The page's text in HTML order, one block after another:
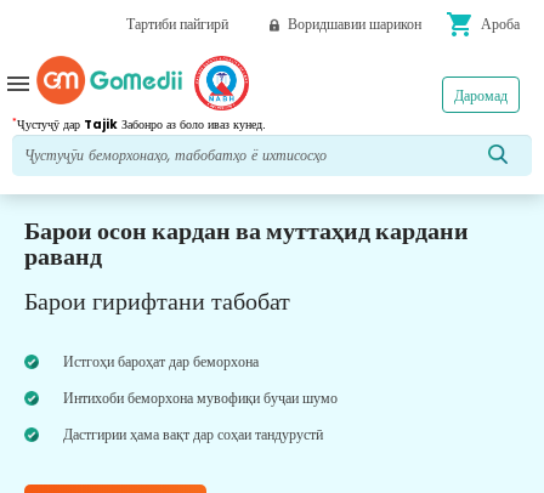
Тартиби пайгирӣ Воридшавии шарикон shopping_cart Ароба
*Ҷустуҷӯ дар Tajik Забонро аз боло иваз кунед.
Даромад
menu
Барои осон кардан ва муттаҳид кардани
раванд
Барои гирифтани табобат
Истгоҳи бароҳат дар беморхона
Интихоби беморхона мувофиқи буҷаи шумо
Дастгирии ҳама вақт дар соҳаи тандурустӣ